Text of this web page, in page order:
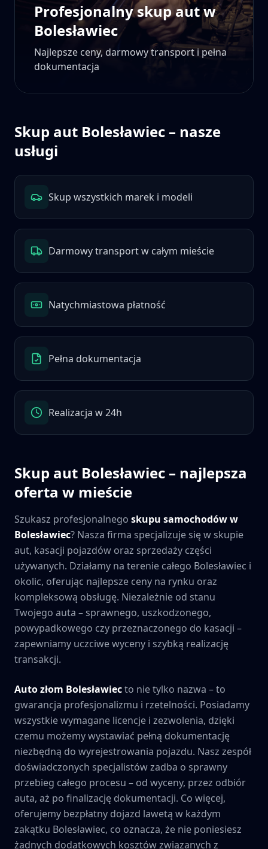
Profesjonalny skup aut w
Bolesławiec
Najlepsze ceny, darmowy transport i pełna
dokumentacja
Skup aut Bolesławiec – nasze
usługi
Skup wszystkich marek i modeli
Darmowy transport w całym mieście
Natychmiastowa płatność
Pełna dokumentacja
Realizacja w 24h
Skup aut Bolesławiec – najlepsza
oferta w mieście
Szukasz profesjonalnego skupu samochodów w
Bolesławiec? Nasza firma specjalizuje się w skupie
aut, kasacji pojazdów oraz sprzedaży części
używanych. Działamy na terenie całego Bolesławiec i
okolic, oferując najlepsze ceny na rynku oraz
kompleksową obsługę. Niezależnie od stanu
Twojego auta – sprawnego, uszkodzonego,
powypadkowego czy przeznaczonego do kasacji –
zapewniamy uczciwe wyceny i szybką realizację
transakcji.
Auto złom Bolesławiecto nie tylko nazwa – to
gwarancja profesjonalizmu i rzetelności. Posiadamy
wszystkie wymagane licencje i zezwolenia, dzięki
czemu możemy wystawiać pełną dokumentację
niezbędną do wyrejestrowania pojazdu. Nasz zespół
doświadczonych specjalistów zadba o sprawny
przebieg całego procesu – od wyceny, przez odbiór
auta, aż po finalizację dokumentacji. Co więcej,
oferujemy bezpłatny dojazd lawetą w każdym
zakątku Bolesławiec, co oznacza, że nie poniesiesz
żadnych dodatkowych kosztów związanych z